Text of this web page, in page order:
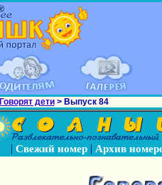
Говорят дети> Выпуск 84
| Свежий номер| Архив